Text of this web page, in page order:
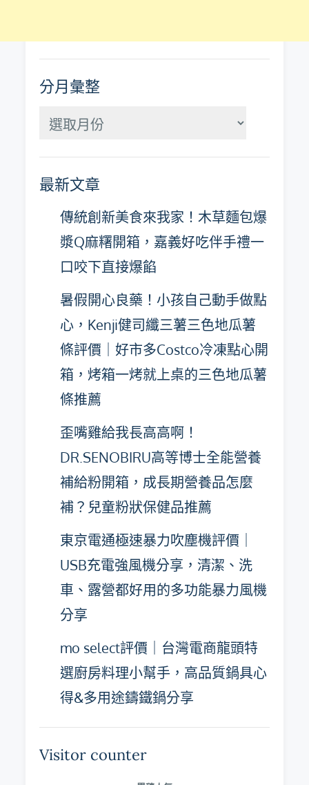
分月彙整
分
整
最新文章
傳統創新美食來我家！木草麵包爆
漿Q麻糬開箱，嘉義好吃伴手禮一
口咬下直接爆餡
暑假開心良藥！小孩自己動手做點
心，Kenji健司纖三薯三色地瓜薯
條評價｜好市多Costco冷凍點心開
箱，烤箱一烤就上桌的三色地瓜薯
條推薦
歪嘴雞給我長高高啊！
DR.SENOBIRU高等博士全能營養
補給粉開箱，成長期營養品怎麼
補？兒童粉狀保健品推薦
東京電通極速暴力吹塵機評價｜
USB充電強風機分享，清潔、洗
車、露營都好用的多功能暴力風機
分享
mo select評價｜台灣電商龍頭特
選廚房料理小幫手，高品質鍋具心
得&多用途鑄鐵鍋分享
Visitor counter